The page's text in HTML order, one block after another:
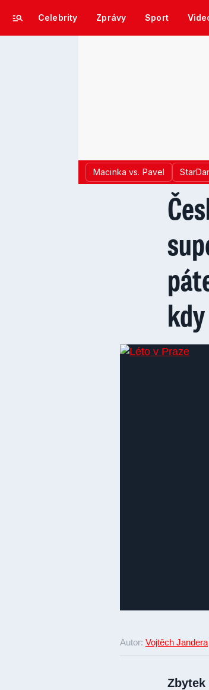
Celebrity Zprávy Sport
Macinka vs. Pavel
Autor: Vojtěch Jandera
Zbytek